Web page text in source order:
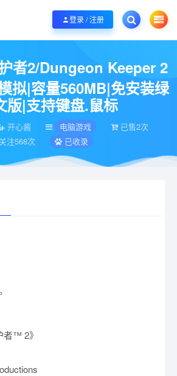
站专注分享精品整合游戏！销售只是起点！服务永无
登录 / 注册
地下城守护者2/Dungeon Keeper 2
者2/Dungeon Keeper 2
拟|容量560MB|免安装绿
版|支持键盘.鼠标
开心酱 电脑游戏
已售2次
关注568次
已收录
者™ 2》